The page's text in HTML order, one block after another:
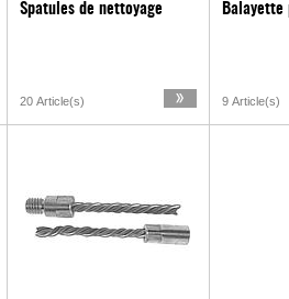
Spatules de nettoyage
20 Article(s)
Balayette
9 Article(s)